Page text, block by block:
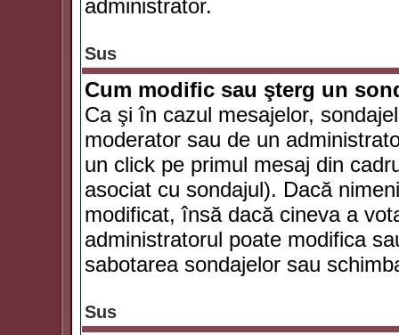
administrator.
Sus
Cum modific sau şterg un
Ca şi în cazul mesajelor,
moderator sau de un
un click pe primul mesaj din
asociat cu sondajul). Dacă
modificat, însă dacă cineva a
administratorul poate modifica
sabotarea sondajelor sau
Sus